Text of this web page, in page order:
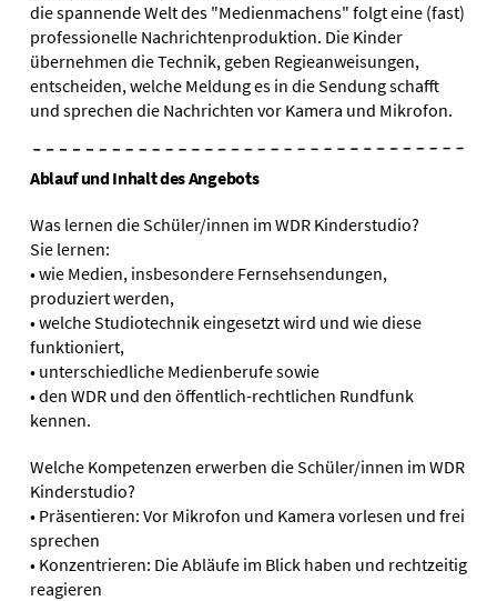
die spannende Welt des "Medienmachens" folgt eine (fast)
professionelle Nachrichtenproduktion. Die Kinder
übernehmen die Technik, geben Regieanweisungen,
entscheiden, welche Meldung es in die Sendung schafft
und sprechen die Nachrichten vor Kamera und Mikrofon.
Ablauf und Inhalt des Angebots
Was lernen die Schüler/innen im WDR Kinderstudio?
Sie lernen:
• wie Medien, insbesondere Fernsehsendungen,
produziert werden,
• welche Studiotechnik eingesetzt wird und wie diese
funktioniert,
• unterschiedliche Medienberufe sowie
• den WDR und den öffentlich-rechtlichen Rundfunk
kennen.
Welche Kompetenzen erwerben die Schüler/innen im WDR
Kinderstudio?
• Präsentieren: Vor Mikrofon und Kamera vorlesen und frei
sprechen
• Konzentrieren: Die Abläufe im Blick haben und rechtzeitig
reagieren